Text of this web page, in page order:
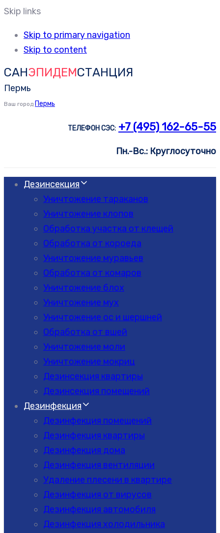
Skip links
Skip to primary navigation
Skip to content
САНЭПИДЕМСТАНЦИЯ
Пермь
Ваш город Пермь
ТЕЛЕФОН СЭС: +7 (495) 162-65-55
Пн.-Вс.: Круглосуточно
Дезинсекция
Уничтожение тараканов
Уничтожение клопов
Обработка участка от клещей
Обработка от короеда
Уничтожение муравьев
Обработка от комаров
Уничтожение блох
Уничтожение мух
Уничтожение ос и шершней
Обработка от вшей
Уничтожение моли
Уничтожение мокриц
Дезинсекция квартиры
Дезинсекция помещений
Дезинфекция
Дезинфекция помещений
Дезинфекция квартиры
Дезинфекция дома
Дезинфекция вентиляции
Удаление плесени в квартире
Дезинфекция от вирусов
Дезинфекция автомобиля
Дезинфекция холодильника